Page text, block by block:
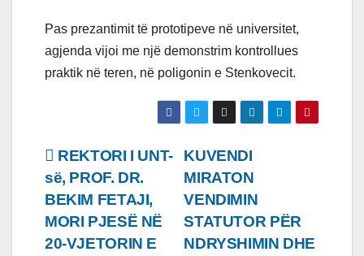
Pas prezantimit të prototipeve në universitet,
agjenda vijoi me një demonstrim kontrollues
praktik në teren, në poligonin e Stenkovecit.
Lëvizje
te
postimet
KUVENDI
MIRATON
VENDIMIN
STATUTOR PËR
NDRYSHIMIN DHE
REKTORI I UNT-
së, PROF. DR.
BEKIM FETAJI,
MORI PJESË NË
20-VJETORIN E